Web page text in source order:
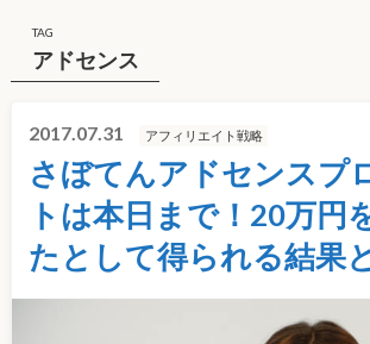
TAG
アドセンス
2017.07.31 アフィリエイト戦略
さぼてんアドセンスプ
トは本日まで！20万円
たとして得られる結果